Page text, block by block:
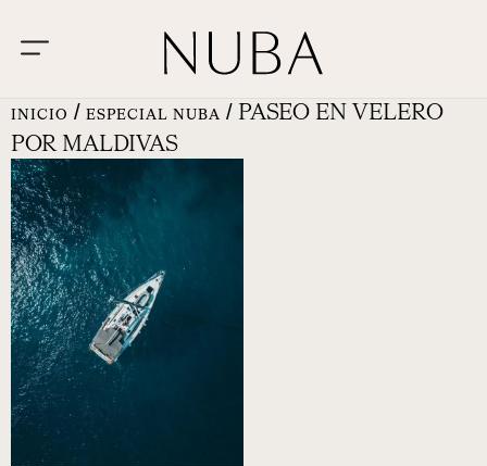
INICIO / ESPECIAL NUBA / PASEO EN VELERO
POR MALDIVAS